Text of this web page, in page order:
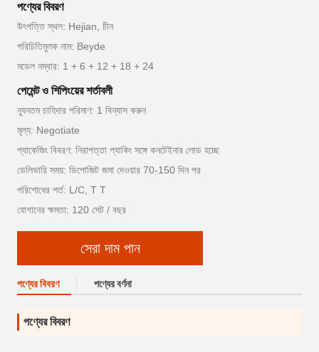
পণ্যের বিবরণ
উৎপত্তি স্থল: Hejian, চীন
পরিচিতিমুলক নাম: Beyde
মডেল নম্বার: 1 + 6 + 12 + 18 + 24
পেমেন্ট ও শিপিংয়ের শর্তাবলী
ন্যূনতম চাহিদার পরিমাণ: 1 বিন্যাস করুন
মূল্য: Negotiate
প্যাকেজিং বিবরণ: নিরাপত্তা প্যাকিং সঙ্গে কনটেইনার লোড হচ্ছে
ডেলিভারি সময়: ডিপোজিট জমা দেওয়ার 70-150 দিন পর
পরিশোধের শর্ত: L/C, T T
যোগানের ক্ষমতা: 120 সেট / বছর
সেরা দাম পান
পণ্যের বিবরণ পণ্যের বর্ণনা
পণ্যের বিবরণ